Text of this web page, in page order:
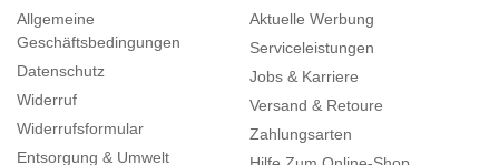
Allgemeine
Geschäftsbedingungen
Datenschutz
Widerruf
Widerrufsformular
Entsorgung & Umwelt
Aktuelle Werbung
Serviceleistungen
Jobs & Karriere
Versand & Retoure
Zahlungsarten